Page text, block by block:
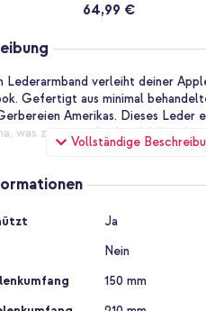
64,99 €
Vollständige
Lederarmband verleiht deiner
Gefertigt aus minimal
Amerikas. Dieses Leder
was zu einem Armband führt,
Dieses Leder wird minimal
als Authentizität und
Ergebnis von Handwerkskunst,
Ja
Nein
150 mm